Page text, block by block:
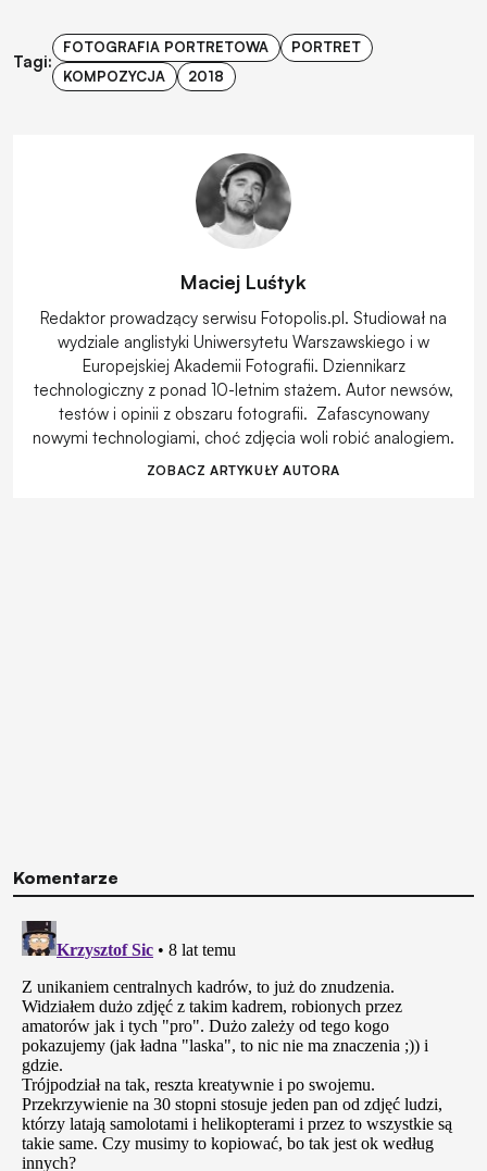
Tagi:
FOTOGRAFIA PORTRETOWA
PORTRET
KOMPOZYCJA
2018
Maciej Luśtyk
Redaktor prowadzący serwisu Fotopolis.pl. Studiował na
wydziale anglistyki Uniwersytetu Warszawskiego i w
Europejskiej Akademii Fotografii. Dziennikarz
technologiczny z ponad 10-letnim stażem. Autor newsów,
testów i opinii z obszaru fotografii. Zafascynowany
nowymi technologiami, choć zdjęcia woli robić analogiem.
ZOBACZ ARTYKUŁY AUTORA
Komentarze